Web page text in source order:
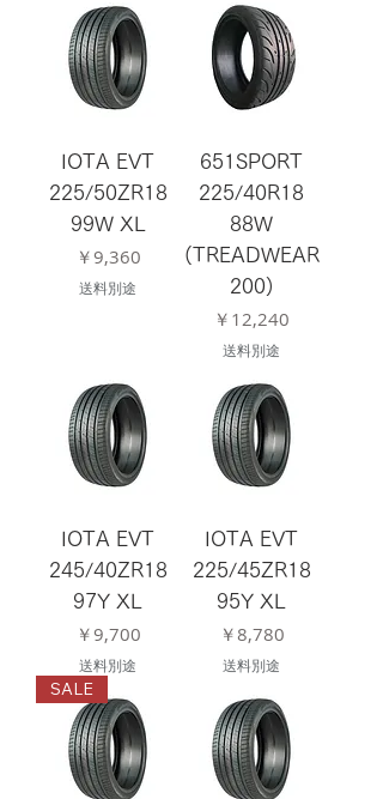
IOTA EVT
225/50ZR18
99W XL
価格
￥9,360
送料別途
651SPORT
225/40R18
88W
(TREADWEAR
200)
価格
￥12,240
送料別途
IOTA EVT
245/40ZR18
97Y XL
価格
￥9,700
送料別途
IOTA EVT
225/45ZR18
95Y XL
価格
￥8,780
送料別途
SALE